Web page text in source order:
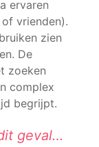
ervaren
vrienden).
zien
De
zoeken
complex
begrijpt.
geval…